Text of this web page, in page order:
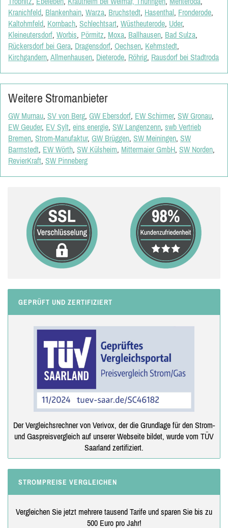
Kranichfeld, Blankenhain, Warza, Bruchstedt, Hasenthal, Fronderode,
Kaltohmfeld, Kornbach, Schlechtsart, Wüstheuterode, Uder,
Kleineutersdorf, Worbis, Pörmitz, Moxa, Ballhausen, Bad Sulza,
Rückersdorf bei Gera, Dragensdorf, Oechsen, Kehmstedt,
Kirchgandern, Allmenhausen, Dieterode, Röhrig, Rausdorf bei Stadtroda
Weitere Stromanbieter
GW Murnau, SV von Berg, GW Ebersdorf, EW Schirmer, SW Gronau,
EW Geuder, EV Sylt, eins energie, SW Langenzenn, swb Vertrieb
Bremen, Strom-Manufaktur, GW Brüggen, SW Meiningen, SW
Barmstedt, EW Wörth, SW Külsheim, Mittermaier GmbH, SW Norden,
RevierKraft, SW Pinneberg
GEPRÜFT UND ZERTIFIZIERT
Der Vergleichsrechner von Verivox, der die Grundlage für den Strom-
und Gaspreisvergleich auf unserer Webseite bildet, wurde vom TÜV
Saarland zertifiziert.
STROMPREISE VERGLEICHEN
Vergleichen Sie jetzt mehrere tausend Tarife und sparen Sie bis zu
500 Euro pro Jahr!